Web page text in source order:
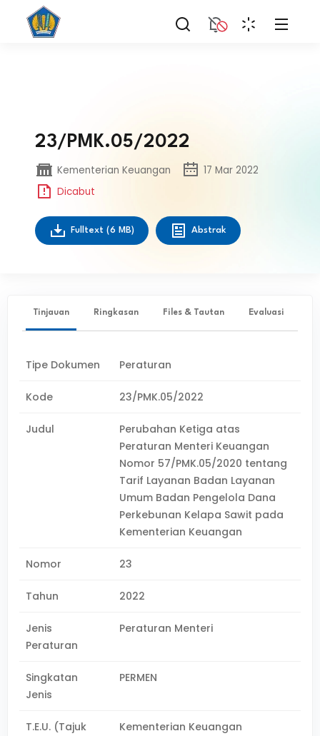
23/PMK.05/2022
Kementerian Keuangan
17 Mar 2022
Dicabut
Fulltext (6 MB) Abstrak
Tinjauan Ringkasan Files & Tautan Evaluasi
Tipe Dokumen Peraturan
Kode 23/PMK.05/2022
Judul
Perubahan Ketiga atas
Peraturan Menteri Keuangan
Nomor 57/PMK.05/2020 tentang
Tarif Layanan Badan Layanan
Umum Badan Pengelola Dana
Perkebunan Kelapa Sawit pada
Kementerian Keuangan
Nomor 23
Tahun 2022
Jenis
Peraturan
Peraturan Menteri
Singkatan
Jenis
PERMEN
T.E.U. (Tajuk
Kementerian Keuangan